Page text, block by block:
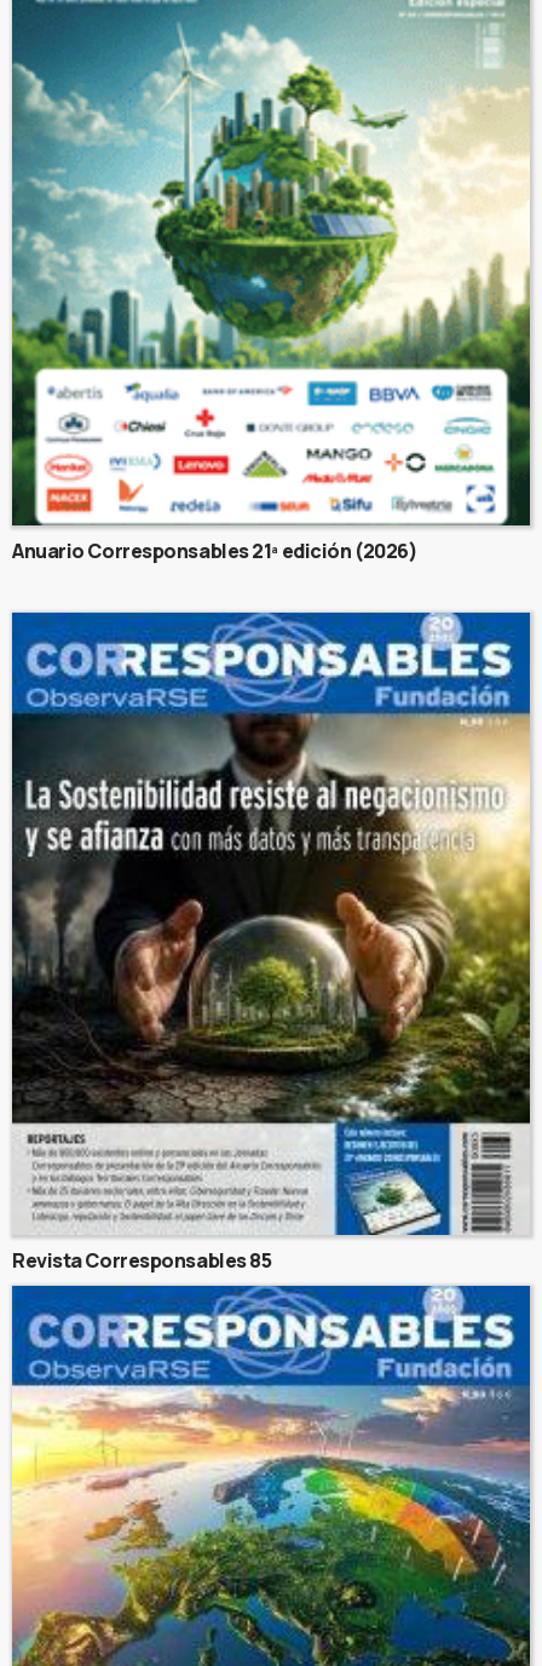
Anuario Corresponsables 21ª edición (2026)
Revista Corresponsables 85